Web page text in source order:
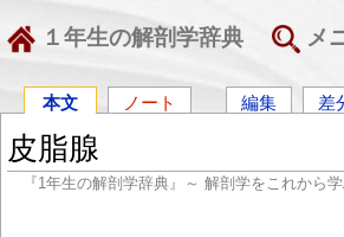
１年生の解剖学辞典 メ
本文 ノート 編集 差
皮脂腺
『1年生の解剖学辞典』～ 解剖学をこれから